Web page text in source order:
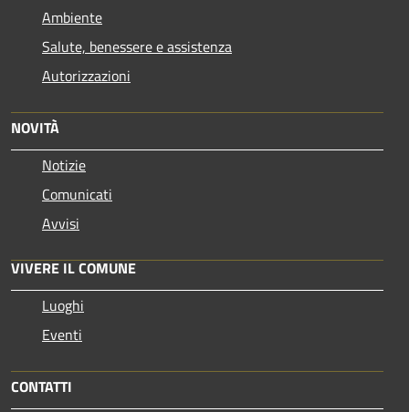
Ambiente
Salute, benessere e assistenza
Autorizzazioni
NOVITÀ
Notizie
Comunicati
Avvisi
VIVERE IL COMUNE
Luoghi
Eventi
CONTATTI